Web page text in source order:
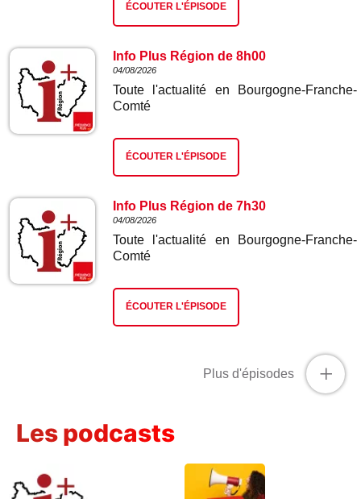
ÉCOUTER L'ÉPISODE
Info Plus Région de 8h00
04/08/2026
Toute l'actualité en Bourgogne-Franche-
Comté
ÉCOUTER L'ÉPISODE
Info Plus Région de 7h30
04/08/2026
Toute l'actualité en Bourgogne-Franche-
Comté
ÉCOUTER L'ÉPISODE
+
Plus d'épisodes
Les podcasts